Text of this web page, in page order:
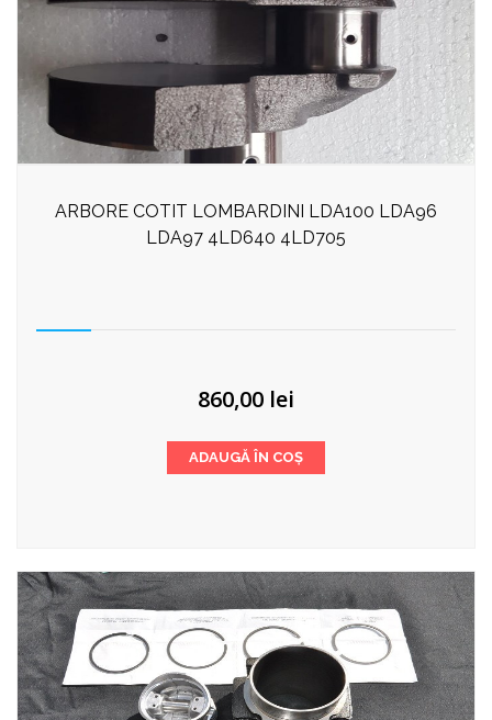
ARBORE COTIT LOMBARDINI LDA100 LDA96
LDA97 4LD640 4LD705
860,00 lei
ADAUGĂ ÎN COȘ